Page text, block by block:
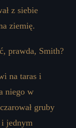
z siebie
ziemię.
prawda, Smith?
na taras i
niego w
gruby
i jednym